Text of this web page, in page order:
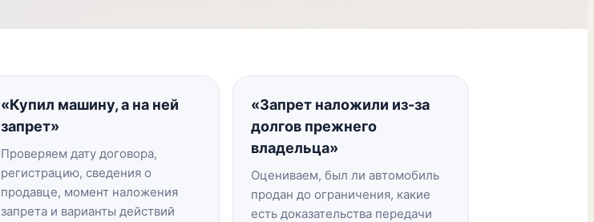
«Купил машину, а на ней
запрет»
Проверяем дату договора,
регистрацию, сведения о
продавце, момент наложения
запрета и варианты действий
«Запрет наложили из-за
долгов прежнего
владельца»
Оцениваем, был ли автомобиль
продан до ограничения, какие
есть доказательства передачи